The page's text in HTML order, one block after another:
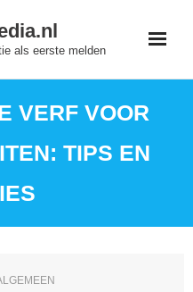
als eerste melden
VERF VOOR
TIPS EN